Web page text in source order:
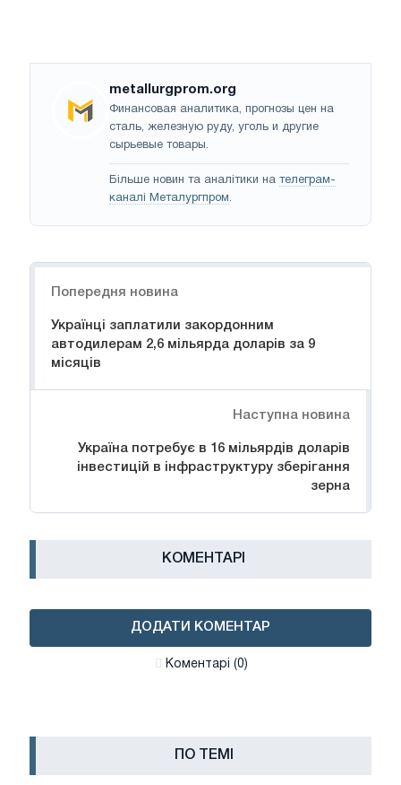
metallurgprom.org
Финансовая аналитика, прогнозы цен на
сталь, железную руду, уголь и другие
сырьевые товары.
Більше новин та аналітики на телеграм-
каналі Металургпром.
Попередня новина
Українці заплатили закордонним
автодилерам 2,6 мільярда доларів за 9
місяців
Наступна новина
Україна потребує в 16 мільярдів доларів
інвестицій в інфраструктуру зберігання
зерна
КОМЕНТАРІ
ДОДАТИ КОМЕНТАР
Коментарі (0)
ПО ТЕМІ